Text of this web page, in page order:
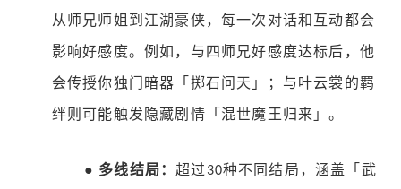
从师兄师姐到江湖豪侠，每一次对话和互动都会
影响好感度。例如，与四师兄好感度达标后，他
会传授你独门暗器「掷石问天」；与叶云裳的羁
绊则可能触发隐藏剧情「混世魔王归来」。
● 多线结局：超过 30种不同结局，涵盖「武